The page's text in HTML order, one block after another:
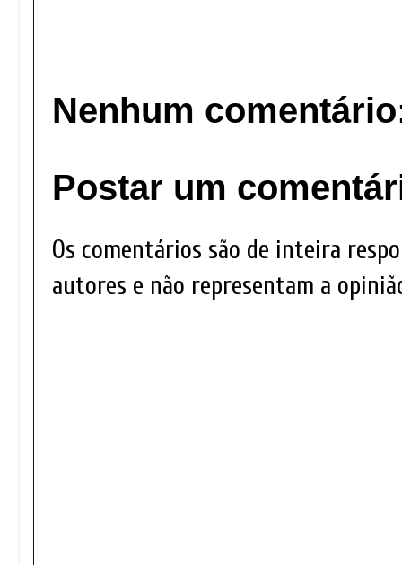
Nenhum
Postar um
Os comentários são de inteira
autores e não representam a